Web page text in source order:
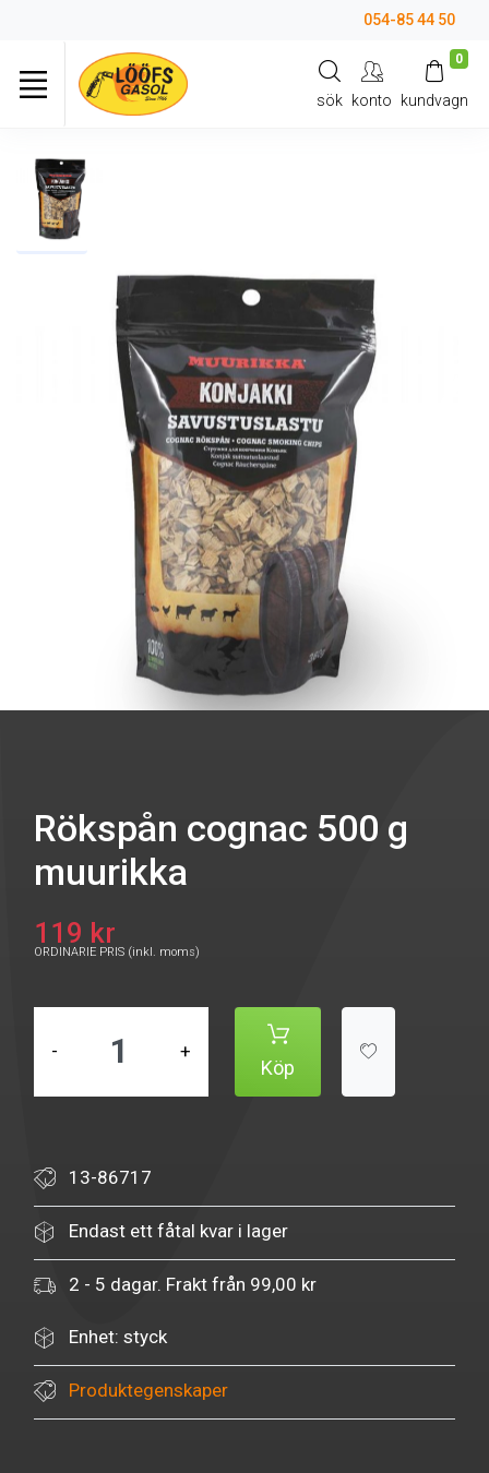
054-85 44 50
sök konto
0
kundvagn
Rökspån cognac 500 g
muurikka
119 kr
ORDINARIE PRIS (inkl. moms)
- +
Köp
13-86717
Endast ett fåtal kvar i lager
2 - 5 dagar. Frakt från 99,00 kr
Enhet: styck
Produktegenskaper